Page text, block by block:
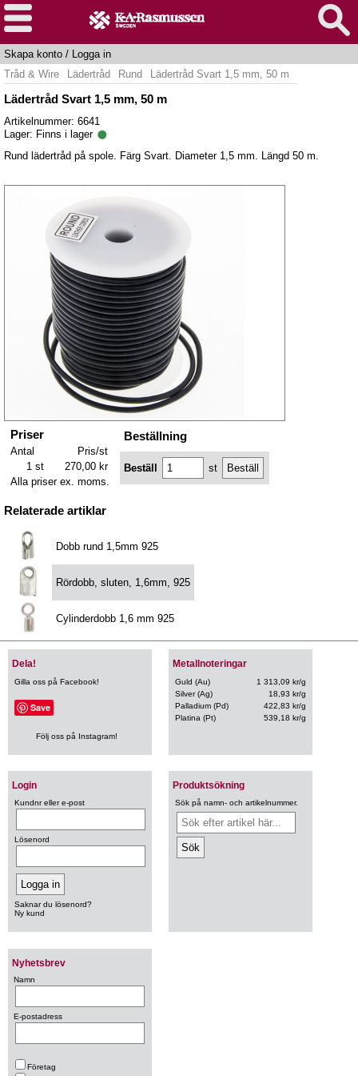
Skapa konto / Logga in
Tråd & Wire
Lädertråd Rund Lädertråd Svart 1,5 mm, 50 m
Lädertråd Svart 1,5 mm, 50 m
Artikelnummer: 6641
Lager: Finns i lager
Rund lädertråd på spole. Färg Svart. Diameter 1,5 mm. Längd 50 m.
Priser
Antal
Pris/st
1 st
270,00 kr
Alla priser ex. moms.
Beställning
Beställ st
Relaterade artiklar
Dobb rund 1,5mm 925
Rördobb, sluten, 1,6mm, 925
Cylinderdobb 1,6 mm 925
Metallnoteringar
Guld (Au)
1 313,09 kr/g
Silver (Ag)
18,93 kr/g
Palladium (Pd)
422,83 kr/g
Platina (Pt)
539,18 kr/g
Login
Kundnr eller e-post
Lösenord
Saknar du lösenord?
Ny kund
Produktsökning
Sök på namn- och artikelnummer.
Nyhetsbrev
Namn
E-postadress
Företag
Dela!
Gilla oss på Facebook!
Save
Följ oss på Instagram!